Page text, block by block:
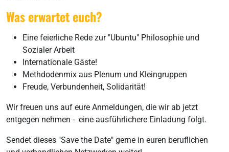
Was erwartet euch?
Eine feierliche Rede zur "Ubuntu" Philosophie und
Sozialer Arbeit
Internationale Gäste!
Methdodenmix aus Plenum und Kleingruppen
Freude, Verbundenheit, Solidarität!
Wir freuen uns auf eure Anmeldungen, die wir ab jetzt
entgegen nehmen - eine ausführlichere Einladung folgt.
Sendet dieses "Save the Date" gerne in euren beruflichen